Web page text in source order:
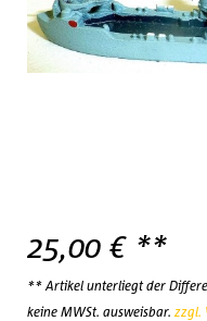
25,00 € **
** Artikel unterliegt der
keine MWSt. ausweisbar. zzgl.